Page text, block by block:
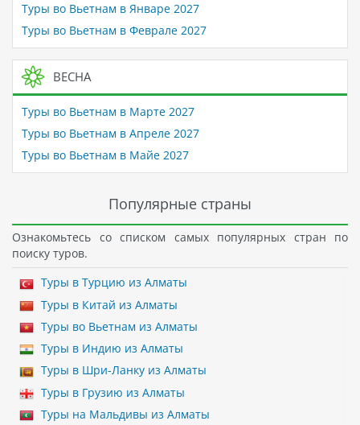
Туры во Вьетнам в Январе 2027
Туры во Вьетнам в Феврале 2027
ВЕСНА
Туры во Вьетнам в Марте 2027
Туры во Вьетнам в Апреле 2027
Туры во Вьетнам в Майе 2027
Популярные страны
Ознакомьтесь со списком самых популярных стран по
поиску туров.
Туры в Турцию из Алматы
Туры в Китай из Алматы
Туры во Вьетнам из Алматы
Туры в Индию из Алматы
Туры в Шри-Ланку из Алматы
Туры в Грузию из Алматы
Туры на Мальдивы из Алматы